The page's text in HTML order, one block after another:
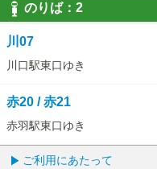
のりば： 2
2
川07
川口駅東口ゆき
赤20 / 赤21
赤羽駅東口ゆき
ご利用にあたって